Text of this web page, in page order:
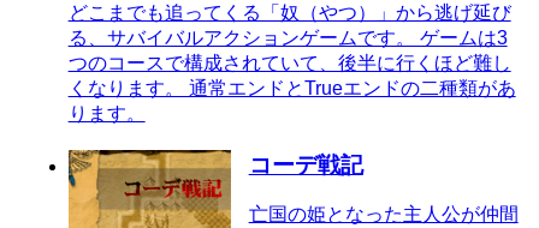
どこまでも追ってくる「奴（やつ）」から逃げ延び
る、サバイバルアクションゲームです。 ゲームは3
つのコースで構成されていて、後半に行くほど難し
くなります。 通常エンドとTrueエンドの二種類があ
ります。
コーデ戦記
亡国の姫となった主人公が仲間